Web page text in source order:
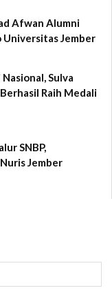
Afwan Alumni
Universitas Jember
Sulva
Raih Medali
SNBP,
Jember